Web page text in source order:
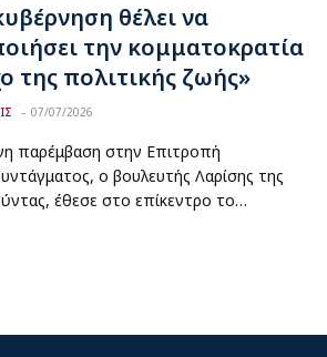
θέλει να
την κομματοκρατία
της πολιτικής ζωής»
07/07/2026
παρέμβαση στην Επιτροπή
ο βουλευτής Λαρίσης της
έθεσε στο επίκεντρο το…